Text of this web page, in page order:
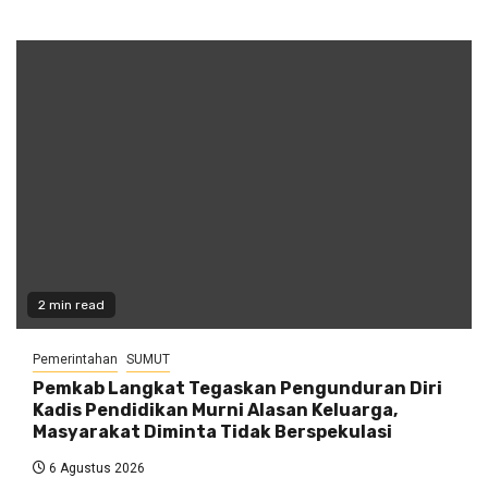
2 min read
Pemerintahan SUMUT
Pemkab Langkat Tegaskan Pengunduran Diri
Kadis Pendidikan Murni Alasan Keluarga,
Masyarakat Diminta Tidak Berspekulasi
6 Agustus 2026